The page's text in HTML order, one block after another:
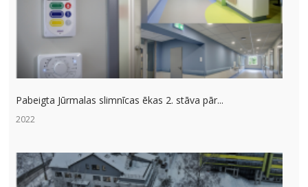
Pabeigta Jūrmalas slimnīcas ēkas 2. stāva pār...
2022